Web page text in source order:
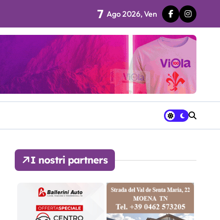
avrà a disposizione
7 Ago 2026, Ven
I nostri partners